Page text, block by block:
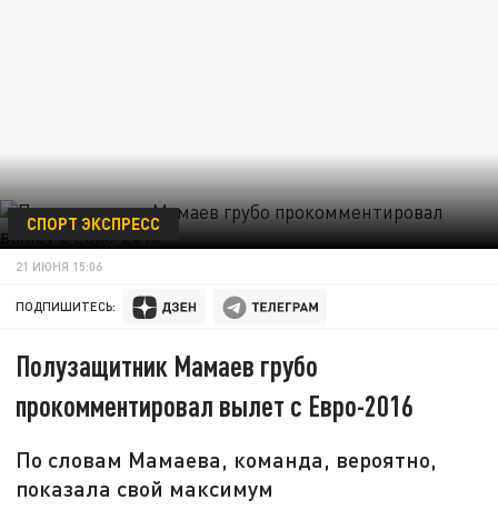
СПОРТ ЭКСПРЕСС
21 ИЮНЯ 15:06
ПОДПИШИТЕСЬ:
Полузащитник Мамаев грубо
прокомментировал вылет с Евро-2016
По словам Мамаева, команда, вероятно,
показала свой максимум